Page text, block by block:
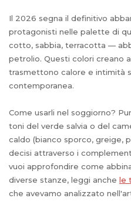
Il 2026 segna il definitivo
protagonisti nelle palette di
cotto, sabbia, terracotta —
petrolio. Questi colori creano
trasmettono calore e intimità
contemporanea.
Come usarli nel soggiorno?
toni del verde salvia o del
caldo (bianco sporco, greige,
decisi attraverso i
vuoi approfondire come
diverse stanze, leggi anche le
che avevamo analizzato